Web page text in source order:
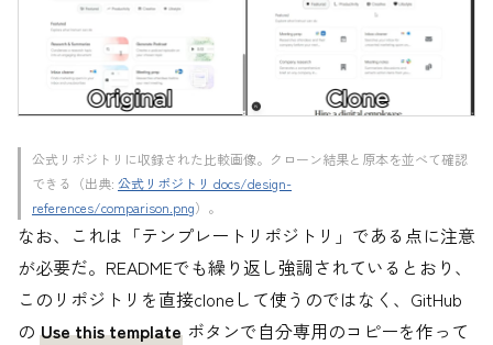
公式リポジトリに収録された比較画像。クローン結果と原本を並べて確認
できる（出典: 公式リポジトリ docs/design-
references/comparison.png）。
なお、これは「テンプレートリポジトリ」である点に注意
が必要だ。READMEでも繰り返し強調されているとおり、
このリポジトリを直接cloneして使うのではなく、GitHub
の Use this template ボタンで自分専用のコピーを作って